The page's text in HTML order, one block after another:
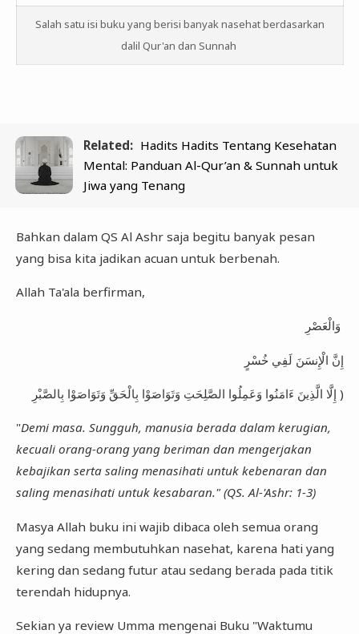
Salah satu isi buku yang berisi banyak nasehat berdasarkan
dalil Qur'an dan Sunnah
Related: Hadits Hadits Tentang Kesehatan
Mental: Panduan Al-Qur’an & Sunnah untuk
Jiwa yang Tenang
Bahkan dalam QS Al Ashr saja begitu banyak pesan
yang bisa kita jadikan acuan untuk berbenah.
Allah Ta'ala berfirman,
إِنَّ الْإِنسَنَ لَفِي خُسْرٍ
إِلَّا الَّذِينَ ءَامَنُوا وَعَمِلُوا الصَّلِحَتِ وَتَوَاصَوْا بِالْحَقِّ وَتَوَاصَوْا بِالصَّبْرِ )
"Demi masa. Sungguh, manusia berada dalam kerugian,
kecuali orang-orang yang beriman dan mengerjakan
kebajikan serta saling menasihati untuk kebenaran dan
saling menasihati untuk kesabaran." (QS. Al-'Ashr: 1-3)
Masya Allah buku ini wajib dibaca oleh semua orang
yang sedang membutuhkan nasehat, karena hati yang
kering dan sedang futur atau sedang berada pada titik
terendah hidupnya.
Sekian ya review Umma mengenai Buku "Waktumu